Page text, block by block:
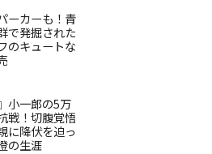
ーカーも！青
で発掘された
のキュートな
小一郎の5万
戦！切腹覚悟
に降伏を迫っ
の生涯